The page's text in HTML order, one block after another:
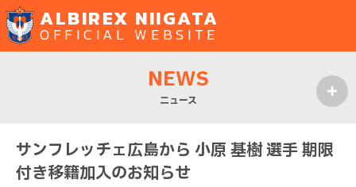
ALBIREX NIIGATA
OFFICIAL WEBSITE
NEWS
ニュース
サンフレッチェ広島から 小原 基樹 選手 期限
付き移籍加入のお知らせ